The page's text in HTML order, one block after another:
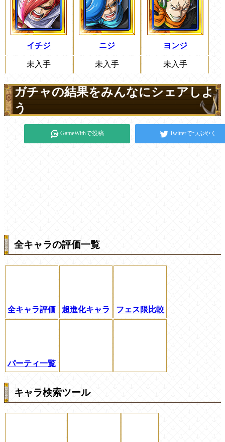
イチジ ニジ ヨンジ
未入手 未入手 未入手
ガチャの結果をみんなにシェアしよ
う
GameWithで投稿 Twitterでつぶやく
全キャラの評価一覧
全キャラ評価 超進化キャラ フェス限比較
パーティ一覧
キャラ検索ツール